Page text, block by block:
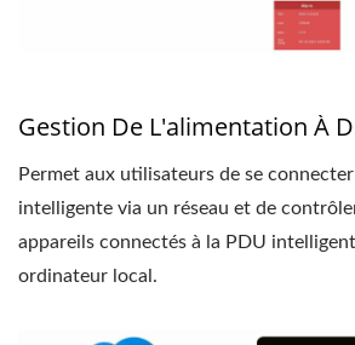
Gestion De L'alimentation À
Permet aux utilisateurs de se
intelligente via un réseau et de
appareils connectés à la PDU
ordinateur local.